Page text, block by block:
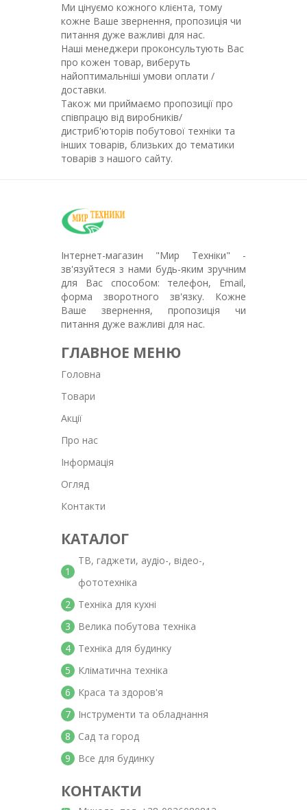
Ми цінуємо кожного клієнта, тому
кожне Ваше звернення, пропозиція чи
питання дуже важливі для нас.
Наші менеджери проконсультують Вас
про кожен товар, виберуть
найоптимальніші умови оплати /
доставки.
Також ми приймаємо пропозиції про
співпрацю від виробників/
дистриб'юторів побутової техніки та
інших товарів, близьких до тематики
товарів з нашого сайту.
Інтернет-магазин "Мир Техніки" -
зв'язуйтеся з нами будь-яким зручним
для Вас способом: телефон, Email,
форма зворотного зв'язку. Кожне
Ваше звернення, пропозиція чи
питання дуже важливі для нас.
ГЛАВНОЕ МЕНЮ
Головна
Товари
Акції
Про нас
Інформація
Огляд
Контакти
КАТАЛОГ
ТВ, гаджети, аудіо-, відео-,
фототехніка
1
Техніка для кухні
2
Велика побутова техніка
3
Техніка для будинку
4
Кліматична техніка
5
Краса та здоров'я
6
Інструменти та обладнання
7
Сад та город
8
Все для будинку
9
КОНТАКТИ